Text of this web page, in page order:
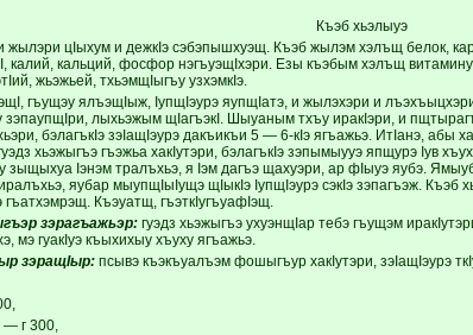
Къэб хьэлыуэ
жылэри цIыхум и дежкIэ сэбэпышхуэщ. Къэб жылэм хэлъщ белок,
калий, кальций, фосфор нэгъуэщIхэри. Езы къэбым хэлъщ
жьэжьей, тхьэмщIыгъу узхэмкIэ.
гъущэу ялъэщIыж, IупщIэурэ яупщIатэ, и жылэхэри и
зэпаупщIри, лыхьэжым щIагъэкI. Шыуаным тхъу иракIэри, и
бэлагъкIэ зэIащIэурэ дакъикъи 5 — 6-кIэ ягъажьэ. ИтIанэ, абы
хьэжыгъэ гъэжьа хакIутэри, бэлагъкIэ зэпымыууэ япщурэ Iув
зыщыхуа Iэнэм тралъхьэ, я Iэм дагъэ щахуэри, ар фIыуэ яубэ.
яубар мыупщIыIущэ щIыкIэ IупщIэурэ сэкIэ зэпагъэж.
Къэуатщ, гъэткIугъуафIэщ.
зэрагъажьэр:гуэдз хьэжыгъэ ухуэнщIар тебэ гъущэм
мэ гуакIуэ къыхихыу хъуху ягъажьэ.
зэращIыр:псывэ къэкъуалъэм фошыгъур хакIутэри, зэIащIэурэ
— г 300,